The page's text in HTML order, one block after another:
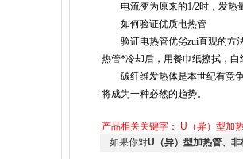
电流变为原来的1/2时，发热
如何验证优质电热管
验证电热管优劣zui直观的方
热管*冷却后，用餐巾纸擦拭，
碳纤维发热体是本世纪有竞争
将成为一种必然的趋势。
产品相关关键字： U（异）型加
如果你对U（异）型加热管、